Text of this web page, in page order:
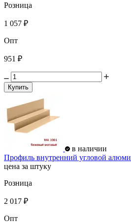
Розница
1 057 ₽
Опт
951 ₽
Купить
в наличии
Профиль внутренний угловой
цена за штуку
Розница
2 017 ₽
Опт